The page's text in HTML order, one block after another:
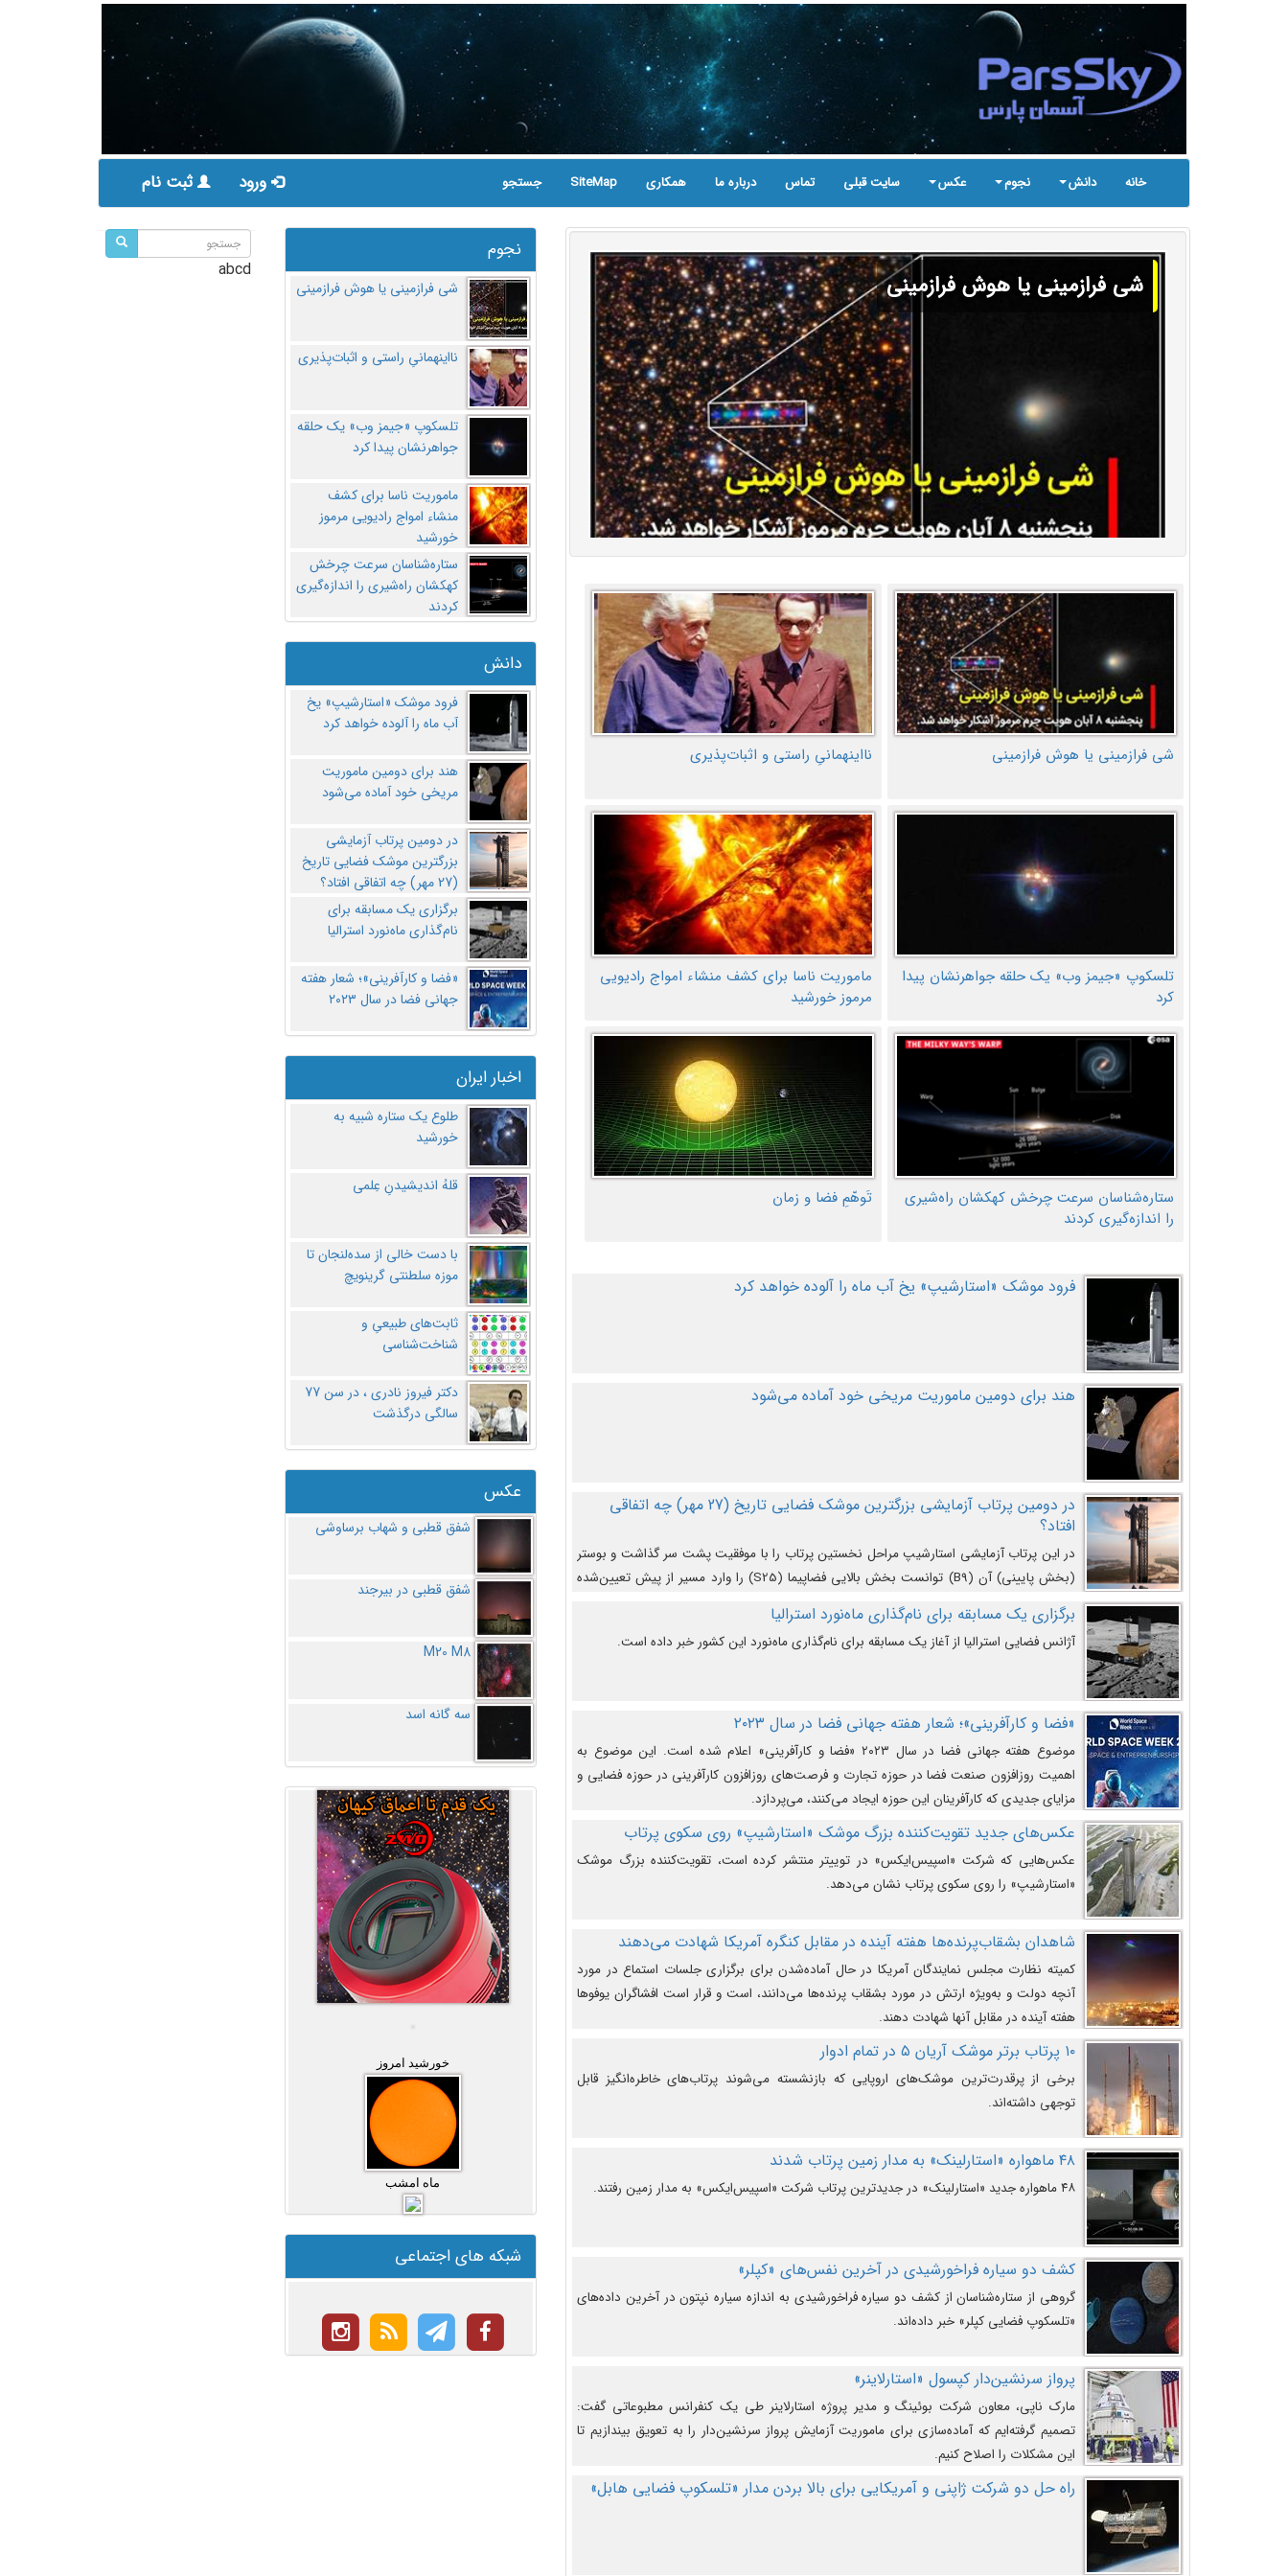
خانه دانش نجوم عکس سایت قبلی تماس درباره ما همکاری SiteMap جستجو ورود ثبت نام
شی فرازمینی یا هوش فرازمینی
شی فرازمینی یا هوش فرازمینی نااینهمانیِ راستی و اثبات‌پذیری
تلسکوپ «جیمز وب» یک حلقه جواهرنشان پیدا
کرد
ماموریت ناسا برای کشف منشاء امواج رادیویی
مرموز خورشید
ستاره‌شناسان سرعت چرخش کهکشان راه‌شیری
را اندازه‌گیری کردند
تَوهّمِ فضا و زمان
فرود موشک «استارشیپ» یخ آب ماه را آلوده خواهد کرد
هند برای دومین ماموریت مریخی خود آماده می‌شود
در دومین پرتاب آزمایشی بزرگترین موشک فضایی تاریخ (27 مهر‌) چه اتفاقی
افتاد؟
در این پرتاب آزمایشی استارشیپ مراحل نخستین پرتاب را با موفقیت پشت سر گذاشت و بوستر
(بخش پایینی) آن (B9) توانست بخش بالایی فضاپیما (S25) را وارد مسیر از پیش تعیین‌شده
کند و سپس با یک مکانیزم جدید با موفقیت از آن جدا شود. ‌
برگزاری یک مسابقه برای نام‌گذاری ماه‌نورد استرالیا
آژانس فضایی استرالیا از آغاز یک مسابقه برای نام‌گذاری ماه‌نورد این کشور خبر داده است.
«فضا و کارآفرینی»؛ شعار هفته جهانی فضا در سال ۲۰۲۳
موضوع هفته جهانی فضا در سال ۲۰۲۳ «فضا و کارآفرینی» اعلام شده است. این موضوع به
اهمیت روزافزون صنعت فضا در حوزه تجارت و فرصت‌های روزافزون کارآفرینی در حوزه فضایی و
مزایای جدیدی که کارآفرینان این حوزه ایجاد می‌کنند، می‌پردازد.
عکس‌های جدید تقویت‌کننده بزرگ موشک «استارشیپ» روی سکوی پرتاب
عکس‌هایی که شرکت «اسپیس‌ایکس» در توییتر منتشر کرده است، تقویت‌کننده بزرگ موشک
«استارشیپ» را روی سکوی پرتاب نشان می‌دهد.
شاهدان بشقاب‌پرنده‌ها هفته آینده در مقابل کنگره آمریکا شهادت می‌دهند
کمیته نظارت مجلس نمایندگان آمریکا در حال آماده‌شدن برای برگزاری جلسات استماع در مورد
آنچه دولت و به‌ویژه ارتش در مورد بشقاب پرنده‌ها می‌دانند، است و قرار است افشاگران یوفوها
هفته آینده در مقابل آنها شهادت دهند.
۱۰ پرتاب برتر موشک آریان ۵ در تمام ادوار
برخی از پرقدرت‌ترین موشک‌های اروپایی که بازنشسته می‌شوند پرتاب‌های خاطره‌انگیز قابل
توجهی داشته‌اند.
۴۸ ماهواره «استارلینک» به مدار زمین پرتاب شدند
۴۸ ماهواره جدید «استارلینک» در جدیدترین پرتاب شرکت «اسپیس‌ایکس» به مدار زمین رفتند.
کشف دو سیاره فراخورشیدی در آخرین نفس‌های «کپلر»
گروهی از ستاره‌شناسان از کشف دو سیاره فراخورشیدی به اندازه سیاره نپتون در آخرین داده‌های
«تلسکوپ فضایی کپلر» خبر داده‌اند.
پرواز سرنشین‌دار کپسول «استارلاینر»
مارک ناپی، معاون شرکت بوئینگ و مدیر پروژه استارلاینر طی یک کنفرانس مطبوعاتی گفت:
تصمیم گرفته‌ایم که آماده‌سازی برای ماموریت آزمایش پرواز سرنشین‌دار را به تعویق بیندازیم تا
این مشکلات را اصلاح کنیم.
راه حل دو شرکت ژاپنی و آمریکایی برای بالا بردن مدار «تلسکوپ فضایی هابل»
نجوم
شی فرازمینی یا هوش فرازمینی
نااینهمانیِ راستی و اثبات‌پذیری
تلسکوپ «جیمز وب» یک حلقه
جواهرنشان پیدا کرد
ماموریت ناسا برای کشف
منشاء امواج رادیویی مرموز
خورشید
ستاره‌شناسان سرعت چرخش
کهکشان راه‌شیری را اندازه‌گیری
کردند
دانش
فرود موشک «استارشیپ» یخ
آب ماه را آلوده خواهد کرد
هند برای دومین ماموریت
مریخی خود آماده می‌شود
در دومین پرتاب آزمایشی
بزرگترین موشک فضایی تاریخ
(27 مهر‌) چه اتفاقی افتاد؟
برگزاری یک مسابقه برای
نام‌گذاری ماه‌نورد استرالیا
«فضا و کارآفرینی»؛ شعار هفته
جهانی فضا در سال ۲۰۲۳
اخبار ایران
طلوع یک ستاره شبیه به
خورشید
قلهُ اندیشیدنِ عِلمی
با دست خالی از سده‌لنجان تا
موزه سلطنتی گرینویچ
ثابت‌های طبیعیِ و
شناخت‌شناسی
دکتر فیروز نادری ، در سن 77
سالگی درگذشت
عکس
شفق قطبی و شهاب برساوشی
شفق قطبی در بیرجند
M20 M8
سه گانه اسد
خورشید امروز
ماه امشب
شبکه های اجتماعی
abcd